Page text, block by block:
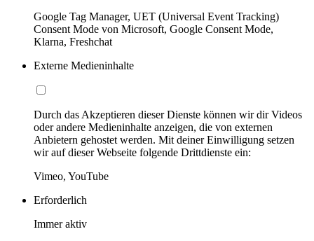
Google Tag Manager, UET (Universal Event Tracking)
Consent Mode von Microsoft, Google Consent Mode,
Klarna, Freshchat
Externe Medieninhalte
Durch das Akzeptieren dieser Dienste können wir dir Videos
oder andere Medieninhalte anzeigen, die von externen
Anbietern gehostet werden. Mit deiner Einwilligung setzen
wir auf dieser Webseite folgende Drittdienste ein:
Vimeo, YouTube
Erforderlich
Immer aktiv